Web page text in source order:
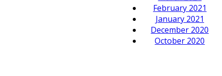
February 2021
January 2021
December 2020
October 2020